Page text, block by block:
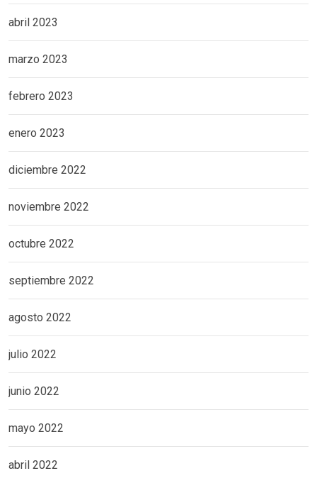
abril 2023
marzo 2023
febrero 2023
enero 2023
diciembre 2022
noviembre 2022
octubre 2022
septiembre 2022
agosto 2022
julio 2022
junio 2022
mayo 2022
abril 2022